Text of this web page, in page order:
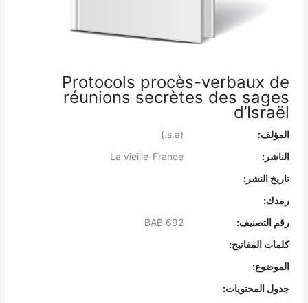
Protocols procès-verbaux de
réunions secrètes des sages
d’Israël
المؤلف:
(s.a.)
الناشر:
La vieille-France
تاريخ النشر:
رمدك:
رقم التصنيف:
BAB 692
كلمات المفاتيح:
الموضوع:
جدول المحتويات: